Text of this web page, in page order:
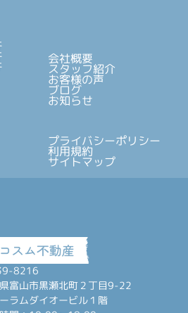
会社概要
スタッフ紹介
お客様の声
ブログ
お知らせ
プライバシーポリシー
利用規約
サイトマップ
8216
富山市黒瀬北町２丁目9-22
ラムダイオービル１階